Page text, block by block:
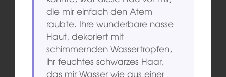
die mir einfach den Atem
raubte. Ihre wunderbare nasse
Haut, dekoriert mit
schimmernden Wassertropfen,
ihr feuchtes schwarzes Haar,
das mir Wasser wie aus einer